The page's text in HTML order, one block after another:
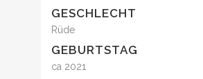
GESCHLECHT
Rüde
GEBURTSTAG
ca 2021